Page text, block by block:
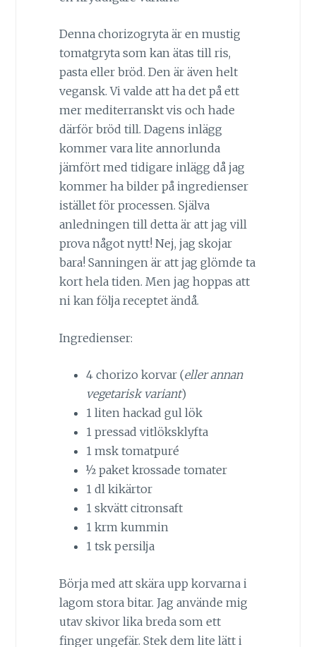
Denna chorizogryta är en mustig
tomatgryta som kan ätas till ris,
pasta eller bröd. Den är även helt
vegansk. Vi valde att ha det på ett
mer mediterranskt vis och hade
därför bröd till. Dagens inlägg
kommer vara lite annorlunda
jämfört med tidigare inlägg då jag
kommer ha bilder på ingredienser
istället för processen. Själva
anledningen till detta är att jag vill
prova något nytt! Nej, jag skojar
bara! Sanningen är att jag glömde ta
kort hela tiden. Men jag hoppas att
ni kan följa receptet ändå.
Ingredienser:
4 chorizo korvar (eller annan
vegetarisk variant)
1 liten hackad gul lök
1 pressad vitlöksklyfta
1 msk tomatpuré
½ paket krossade tomater
1 dl kikärtor
1 skvätt citronsaft
1 krm kummin
1 tsk persilja
Börja med att skära upp korvarna i
lagom stora bitar. Jag använde mig
utav skivor lika breda som ett
finger ungefär. Stek dem lite lätt i